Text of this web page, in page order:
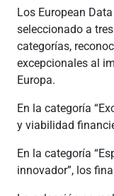
Los European
seleccionado a
categorías,
excepcionales al
Europa.
En la categoría
y viabilidad
En la categoría
innovador”, los